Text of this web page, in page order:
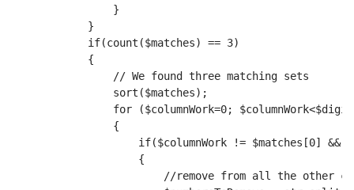
}
}
if(count($matches) == 3)
{
// We found three matching sets
sort($matches);
for ($columnWork=0; $columnWork<$digits;
{
if($columnWork != $matches[0] &&
{
//remove from all the other cells in